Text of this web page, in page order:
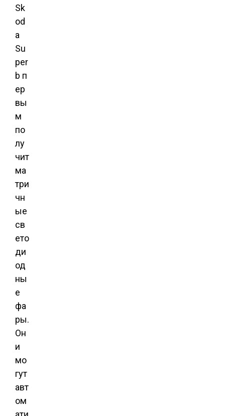
Sk
od
a
Su
per
b п
ер
вы
м
по
лу
чит
ма
три
чн
ые
св
ето
ди
од
ны
е
фа
ры.
Он
и
мо
гут
авт
ом